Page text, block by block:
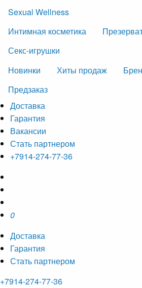
Sexual Wellness
Интимная косметика
Секс-игрушки
Новинки
Хиты продаж
Предзаказ
Доставка
Гарантия
Вакансии
Стать партнером
+7914-274-77-36
0
Доставка
Гарантия
Стать партнером
+7914-274-77-36